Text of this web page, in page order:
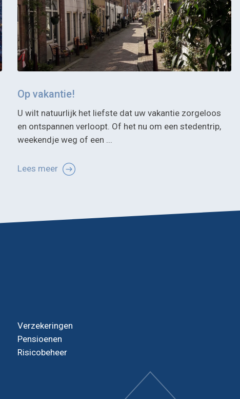
Op vakantie!
U wilt natuurlijk het liefste dat uw vakantie zorgeloos
en ontspannen verloopt. Of het nu om een stedentrip,
weekendje weg of een ...
Lees meer
Verzekeringen
Pensioenen
Risicobeheer